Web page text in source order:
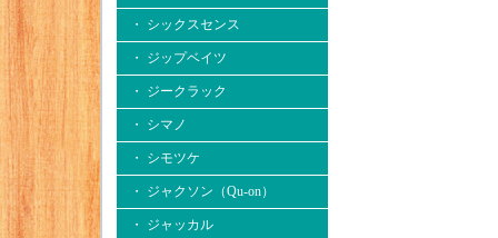
・ シックスセンス
・ ジップベイツ
・ ジークラック
・ シマノ
・ シモツケ
・ ジャクソン（Qu-on）
・ ジャッカル